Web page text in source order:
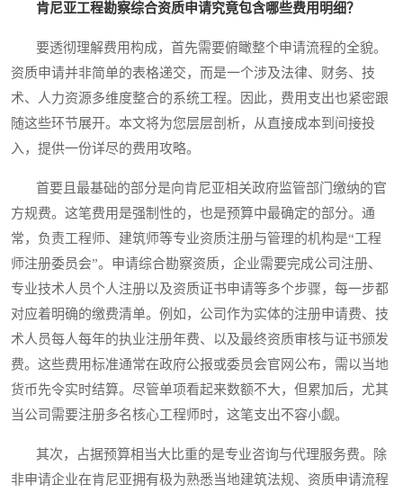
肯尼亚工程勘察综合资质申请究竟包含哪些费用明细？
要透彻理解费用构成，首先需要俯瞰整个申请流程的全貌。
资质申请并非简单的表格递交，而是一个涉及法律、财务、技
术、人力资源多维度整合的系统工程。因此，费用支出也紧密跟
随这些环节展开。本文将为您层层剖析，从直接成本到间接投
入，提供一份详尽的费用攻略。
首要且最基础的部分是向肯尼亚相关政府监管部门缴纳的官
方规费。这笔费用是强制性的，也是预算中最确定的部分。通
常，负责工程师、建筑师等专业资质注册与管理的机构是“工程
师注册委员会”。申请综合勘察资质，企业需要完成公司注册、
专业技术人员个人注册以及资质证书申请等多个步骤，每一步都
对应着明确的缴费清单。例如，公司作为实体的注册申请费、技
术人员每人每年的执业注册年费、以及最终资质审核与证书颁发
费。这些费用标准通常在政府公报或委员会官网公布，需以当地
货币先令实时结算。尽管单项看起来数额不大，但累加后，尤其
当公司需要注册多名核心工程师时，这笔支出不容小觑。
其次，占据预算相当大比重的是专业咨询与代理服务费。除
非申请企业在肯尼亚拥有极为熟悉当地建筑法规、资质申请流程